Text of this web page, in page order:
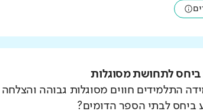
לתחושת מסוגלות
התלמידים חווים מסוגלות גבוהה והצלחה
ביחס לבתי הספר הדומים?